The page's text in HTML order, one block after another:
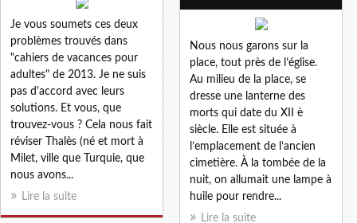
Je vous soumets ces deux
problèmes trouvés dans
"cahiers de vacances pour
adultes" de 2013. Je ne suis
pas d'accord avec leurs
solutions. Et vous, que
trouvez-vous ? Cela nous fait
réviser Thalès (né et mort à
Milet, ville que Turquie, que
nous avons...
Lire la suite
Nous nous garons sur la
place, tout près de l’église.
Au milieu de la place, se
dresse une lanterne des
morts qui date du XII è
siècle. Elle est située à
l’emplacement de l’ancien
cimetière. À la tombée de la
nuit, on allumait une lampe à
huile pour rendre...
Lire la suite